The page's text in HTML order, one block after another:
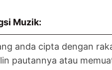
Muzik:
anda cipta dengan
pautannya atau